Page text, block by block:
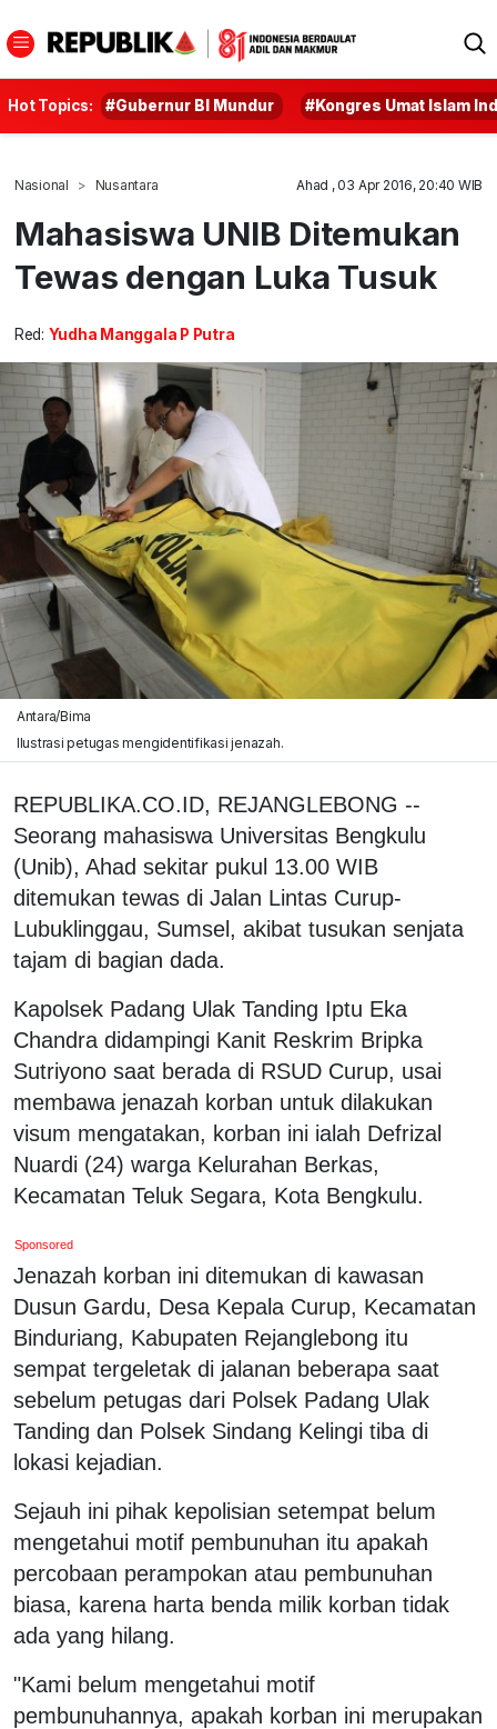
Hot Topics: #Gubernur BI Mundur #Kongres Umat Islam
Nasional Nusantara Ahad , 03 Apr 2016, 20:40 WIB
Mahasiswa UNIB Ditemukan
Tewas dengan Luka Tusuk
Red: Yudha Manggala P Putra
Antara/Bima
Ilustrasi petugas mengidentifikasi jenazah.
REPUBLIKA.CO.ID, REJANGLEBONG --
Seorang mahasiswa Universitas Bengkulu
(Unib), Ahad sekitar pukul 13.00 WIB
ditemukan tewas di Jalan Lintas Curup-
Lubuklinggau, Sumsel, akibat tusukan senjata
tajam di bagian dada.
Kapolsek Padang Ulak Tanding Iptu Eka
Chandra didampingi Kanit Reskrim Bripka
Sutriyono saat berada di RSUD Curup, usai
membawa jenazah korban untuk dilakukan
visum mengatakan, korban ini ialah Defrizal
Nuardi (24) warga Kelurahan Berkas,
Kecamatan Teluk Segara, Kota Bengkulu.
Sponsored
Jenazah korban ini ditemukan di kawasan
Dusun Gardu, Desa Kepala Curup, Kecamatan
Binduriang, Kabupaten Rejanglebong itu
sempat tergeletak di jalanan beberapa saat
sebelum petugas dari Polsek Padang Ulak
Tanding dan Polsek Sindang Kelingi tiba di
lokasi kejadian.
Sejauh ini pihak kepolisian setempat belum
mengetahui motif pembunuhan itu apakah
percobaan perampokan atau pembunuhan
biasa, karena harta benda milik korban tidak
ada yang hilang.
"Kami belum mengetahui motif
pembunuhannya, apakah korban ini merupakan